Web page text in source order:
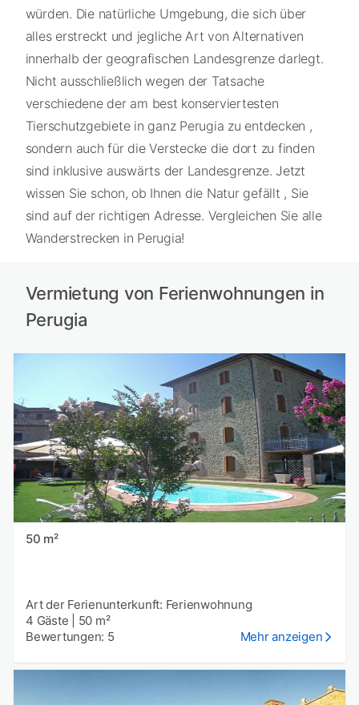
würden. Die natürliche Umgebung, die sich über
alles erstreckt und jegliche Art von Alternativen
innerhalb der geografischen Landesgrenze darlegt.
Nicht ausschließlich wegen der Tatsache
verschiedene der am best konserviertesten
Tierschutzgebiete in ganz Perugia zu entdecken ,
sondern auch für die Verstecke die dort zu finden
sind inklusive auswärts der Landesgrenze. Jetzt
wissen Sie schon, ob Ihnen die Natur gefällt , Sie
sind auf der richtigen Adresse. Vergleichen Sie alle
Wanderstrecken in Perugia!
Vermietung von Ferienwohnungen in
Perugia
50 m²
Art der Ferienunterkunft: Ferienwohnung
4 Gäste
50 m²
Bewertungen: 5
Mehr anzeigen